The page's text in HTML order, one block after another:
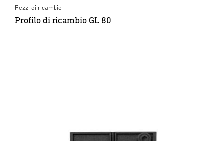
Pezzi di ricambio
Profilo di ricambio GL 80